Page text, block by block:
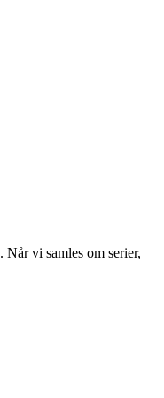
vi samles om serier,